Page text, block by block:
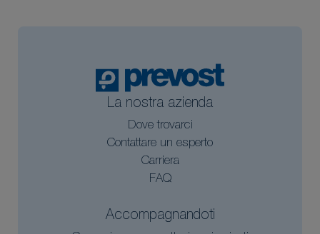
La nostra azienda
Dove trovarci
Contattare un esperto
Carriera
FAQ
Accompagnandoti